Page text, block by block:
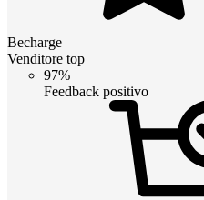
Becharge
Venditore top
97%
Feedback positivo